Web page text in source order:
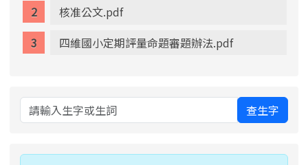
核准公文.pdf
四維國小定期評量命題審題辦法.pdf
查生字